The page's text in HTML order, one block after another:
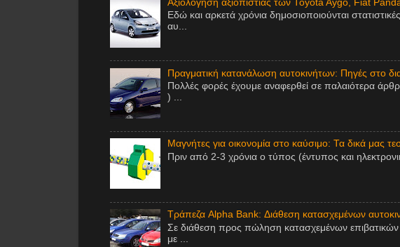
Αξιολόγηση αξιοπιστίας των Toyota Aygo, Fiat
Εδώ και αρκετά χρόνια δημοσιοποιούνται
αυ...
Πραγματική κατανάλωση αυτοκινήτων: Πηγές στο
Πολλές φορές έχουμε αναφερθεί σε παλαιότερα
) ...
Μαγνήτες για οικονομία στο καύσιμο: Τα δικά μας
Πριν από 2-3 χρόνια ο τύπος (έντυπος και
Τράπεζα Alpha Bank: Διάθεση κατασχεμένων
Σε διάθεση προς πώληση κατασχεμένων
με ...